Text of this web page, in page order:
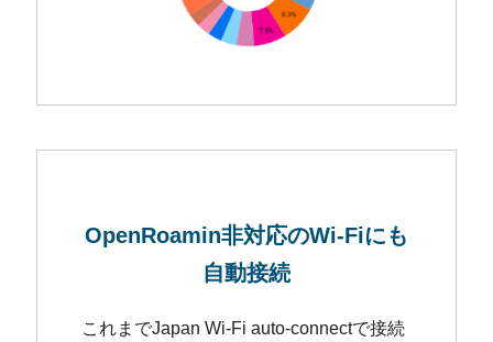
OpenRoamin非対応のWi-Fiにも
自動接続
これまでJapan Wi-Fi auto-connectで接続